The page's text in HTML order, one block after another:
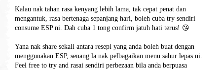
Kalau nak tahan rasa kenyang lebih lama, tak cepat penat dan
mengantuk, rasa bertenaga sepanjang hari, boleh cuba try sendiri
consume ESP ni. Dah cuba 1 tong confirm jatuh hati terus! 😘
Yana nak share sekali antara resepi yang anda boleh buat dengan
menggunakan ESP, senang la nak pelbagaikan menu sahur lepas ni.
Feel free to try and rasai sendiri perbezaan bila anda berpuasa